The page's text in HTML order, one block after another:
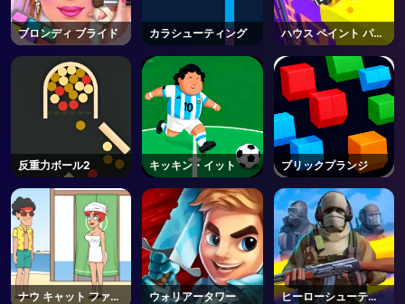
ブロンディ ブライド カラシューティング
ハウス ペイント パズ
ル
反重力ボール2 キッキン・イット ブリックプランジ
ナウ キャット ファイ
ウォリアータワー
ヒーローシューティ